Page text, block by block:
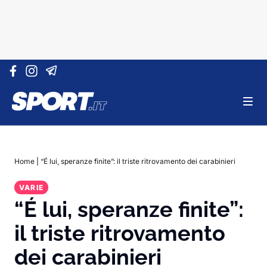
Vai al contenuto
Home “É lui, speranze finite”: il triste ritrovamento dei carabinieri
VARIE
“É lui, speranze finite”:
il triste ritrovamento
dei carabinieri